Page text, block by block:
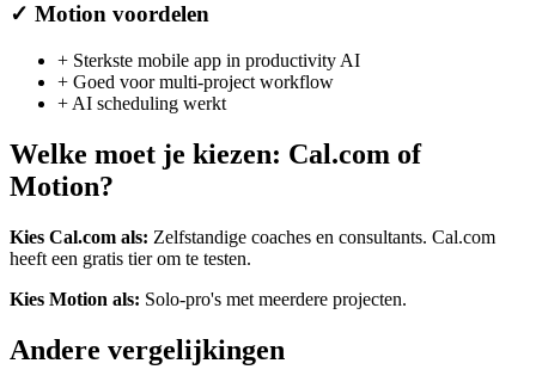
✓ Motion voordelen
+ Sterkste mobile app in productivity AI
+ Goed voor multi-project workflow
+ AI scheduling werkt
Welke moet je kiezen: Cal.com of
Motion?
Kies Cal.com als: Zelfstandige coaches en consultants. Cal.com
heeft een gratis tier om te testen.
Kies Motion als: Solo-pro's met meerdere projecten.
Andere vergelijkingen